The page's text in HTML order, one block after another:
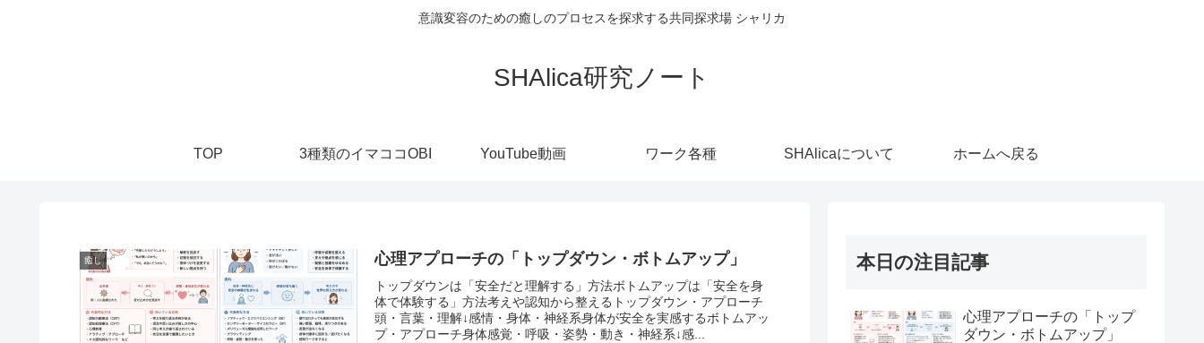
意識変容のための癒しのプロセスを探求する共同探求場 シャリカ
SHAlica研究ノート
TOP 3種類のイマココOBI YouTube動画 ワーク各種 SHAlicaについて ホームへ戻る
癒し 心理アプローチの「トップダウン・ボトムアップ」
トップダウンは「安全だと理解する」方法ボトムアップは「安全を身
体で体験する」方法考えや認知から整えるトップダウン・アプローチ
頭・言葉・理解↓感情・身体・神経系身体が安全を実感するボトムアッ
プ・アプローチ身体感覚・呼吸・姿勢・動き・神経系↓感...
本日の注目記事
心理アプローチの「トップ
ダウン・ボトムアップ」